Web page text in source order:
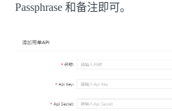
Passphrase 和备注即可。